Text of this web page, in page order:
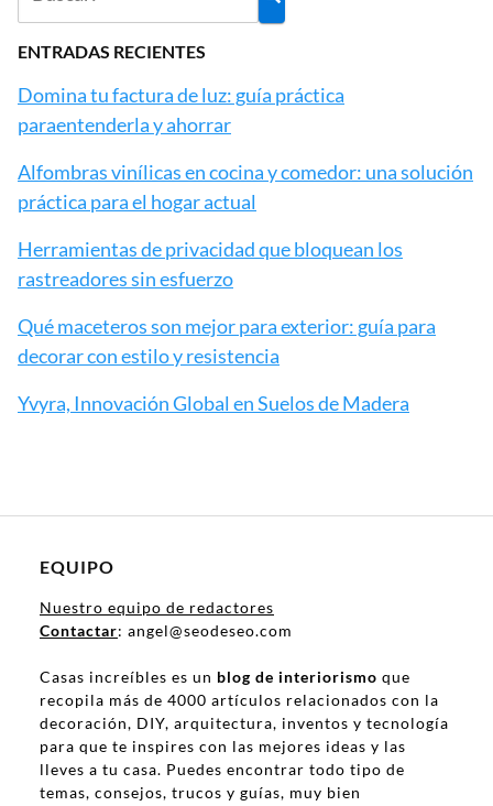
ENTRADAS RECIENTES
Domina tu factura de luz: guía práctica
paraentenderla y ahorrar
Alfombras vinílicas en cocina y comedor: una solución
práctica para el hogar actual
Herramientas de privacidad que bloquean los
rastreadores sin esfuerzo
Qué maceteros son mejor para exterior: guía para
decorar con estilo y resistencia
Yvyra, Innovación Global en Suelos de Madera
EQUIPO
Nuestro equipo de redactores
Contactar: angel@seodeseo.com
Casas increíbles es un blog de interiorismo que
recopila más de 4000 artículos relacionados con la
decoración, DIY, arquitectura, inventos y tecnología
para que te inspires con las mejores ideas y las
lleves a tu casa. Puedes encontrar todo tipo de
temas, consejos, trucos y guías, muy bien